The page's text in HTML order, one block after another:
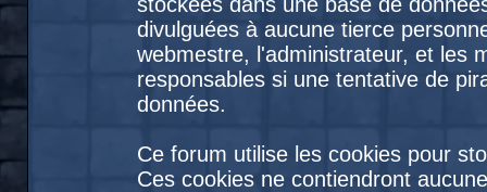
divulguées à aucune tierce
webmestre, l'administrateur, et les
responsables si une tentative de
données.
Ce forum utilise les cookies pour
Ces cookies ne contiendront